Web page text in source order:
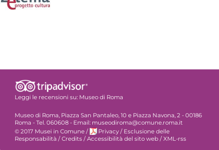
Leggi le recensioni su: Museo di Roma
Museo di Roma, Piazza San Pantaleo, 10 e Piazza Navona, 2 - 00186
Roma - Tel. 060608 - Email: museodiroma@comune.roma.it
© 2017 Musei in Comune / Privacy / Esclusione delle
Responsabilità /Credits /Accessibilità del sito web /XML-rss